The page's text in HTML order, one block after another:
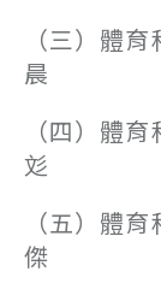
（三）體
晨
（四）體
彣
（五）體
傑